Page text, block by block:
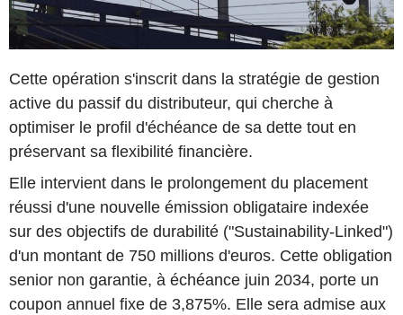
Cette opération s'inscrit dans la stratégie de gestion
active du passif du distributeur, qui cherche à
optimiser le profil d'échéance de sa dette tout en
préservant sa flexibilité financière.
Elle intervient dans le prolongement du placement
réussi d'une nouvelle émission obligataire indexée
sur des objectifs de durabilité ("Sustainability-Linked")
d'un montant de 750 millions d'euros. Cette obligation
senior non garantie, à échéance juin 2034, porte un
coupon annuel fixe de 3,875%. Elle sera admise aux